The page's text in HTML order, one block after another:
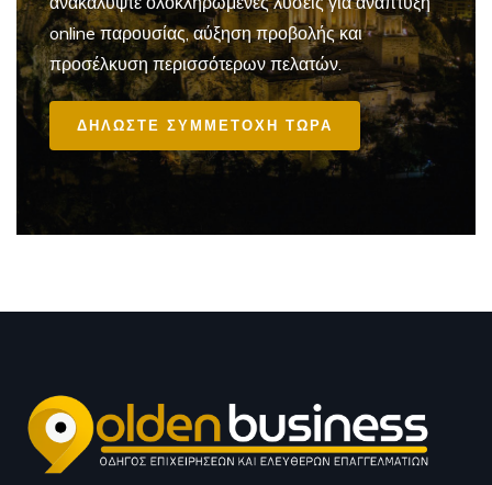
online παρουσίας, αύξηση προβολής και
προσέλκυση περισσότερων πελατών.
ΔΗΛΩΣΤΕ ΣΥΜΜΕΤΟΧΗ ΤΩΡΑ